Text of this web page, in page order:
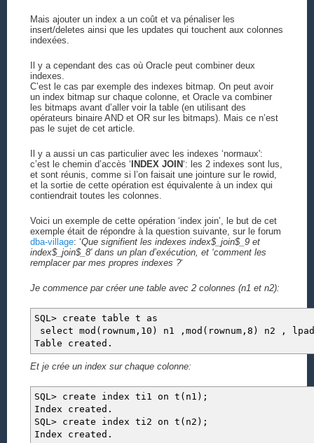
Mais ajouter un index a un coût et va pénaliser les
insert/deletes ainsi que les updates qui touchent aux colonnes
indexées.
Il y a cependant des cas où Oracle peut combiner deux
indexes.
C’est le cas par exemple des indexes bitmap. On peut avoir
un index bitmap sur chaque colonne, et Oracle va combiner
les bitmaps avant d’aller voir la table (en utilisant des
opérateurs binaire AND et OR sur les bitmaps). Mais ce n’est
pas le sujet de cet article.
Il y a aussi un cas particulier avec les indexes ‘normaux':
c’est le chemin d’accès ‘ INDEX JOIN‘: les 2 indexes sont lus,
et sont réunis, comme si l’on faisait une jointure sur le rowid,
et la sortie de cette opération est équivalente à un index qui
contiendrait toutes les colonnes.
Voici un exemple de cette opération ‘index join’, le but de cet
exemple était de répondre à la question suivante, sur le forum
dba-village: ‘Que signifient les indexes index$_join$_9 et
index$_join$_8′ dans un plan d’exécution, et ‘comment les
remplacer par mes propres indexes ?‘
Je commence par créer une table avec 2 colonnes (n1 et n2):
SQL> create table t as
select mod(rownum,10) n1 ,mod(rownum,8) n2 ,
Table created.
Et je crée un index sur chaque colonne:
SQL> create index ti1 on t(n1);
Index created.
SQL> create index ti2 on t(n2);
Index created.